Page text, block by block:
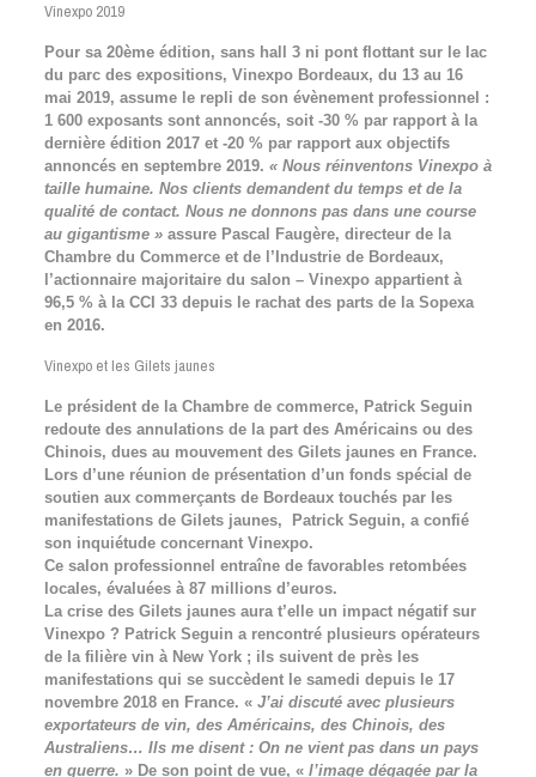
Vinexpo 2019
Pour sa 20ème édition, sans hall 3 ni pont flottant sur le lac
du parc des expositions, Vinexpo Bordeaux, du 13 au 16
mai 2019, assume le repli de son évènement professionnel :
1 600 exposants sont annoncés, soit -30 % par rapport à la
dernière édition 2017 et -20 % par rapport aux objectifs
annoncés en septembre 2019. « Nous réinventons Vinexpo à
taille humaine. Nos clients demandent du temps et de la
qualité de contact. Nous ne donnons pas dans une course
au gigantisme »assure Pascal Faugère, directeur de la
Chambre du Commerce et de l’Industrie de Bordeaux,
l’actionnaire majoritaire du salon – Vinexpo appartient à
96,5 % à la CCI 33 depuis le rachat des parts de la Sopexa
en 2016.
Vinexpo et les Gilets jaunes
Le président de la Chambre de commerce, Patrick Seguin
redoute des annulations de la part des Américains ou des
Chinois, dues au mouvement des Gilets jaunes en France.
Lors d’une réunion de présentation d’un fonds spécial de
soutien aux commerçants de Bordeaux touchés par les
manifestations de Gilets jaunes, Patrick Seguin, a confié
son inquiétude concernant Vinexpo.
Ce salon professionnel entraîne de favorables retombées
locales, évaluées à 87 millions d’euros.
La crise des Gilets jaunes aura t’elle un impact négatif sur
Vinexpo ? Patrick Seguin a rencontré plusieurs opérateurs
de la filière vin à New York ; ils suivent de près les
manifestations qui se succèdent le samedi depuis le 17
novembre 2018 en France. « J’ai discuté avec plusieurs
exportateurs de vin, des Américains, des Chinois, des
Australiens… Ils me disent : On ne vient pas dans un pays
en guerre. » De son point de vue, « l’image dégagée par la